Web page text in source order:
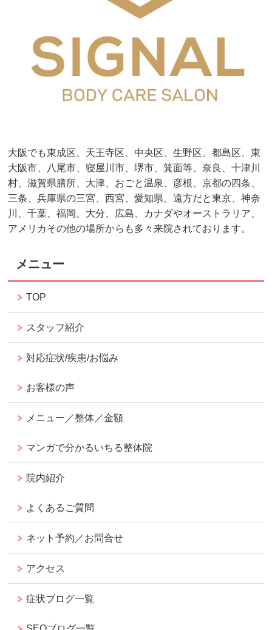
大阪でも東成区、天王寺区、中央区、生野区、都島区、東
大阪市、八尾市、寝屋川市、堺市、箕面等、奈良、十津川
村、滋賀県膳所、大津、おごと温泉、彦根、京都の四条、
三条、兵庫県の三宮、西宮、愛知県、遠方だと東京、神奈
川、千葉、福岡、大分、広島、カナダやオーストラリア、
アメリカその他の場所からも多々来院されております。
メニュー
TOP
スタッフ紹介
対応症状/疾患/お悩み
お客様の声
メニュー／整体／金額
マンガで分かるいちる整体院
院内紹介
よくあるご質問
ネット予約／お問合せ
アクセス
症状ブログ一覧